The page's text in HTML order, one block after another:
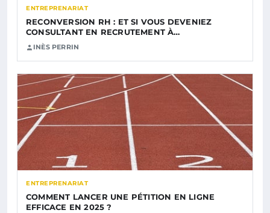
ENTREPRENARIAT
RECONVERSION RH : ET SI VOUS DEVENIEZ
CONSULTANT EN RECRUTEMENT À…
INÈS PERRIN
ENTREPRENARIAT
COMMENT LANCER UNE PÉTITION EN LIGNE
EFFICACE EN 2025 ?